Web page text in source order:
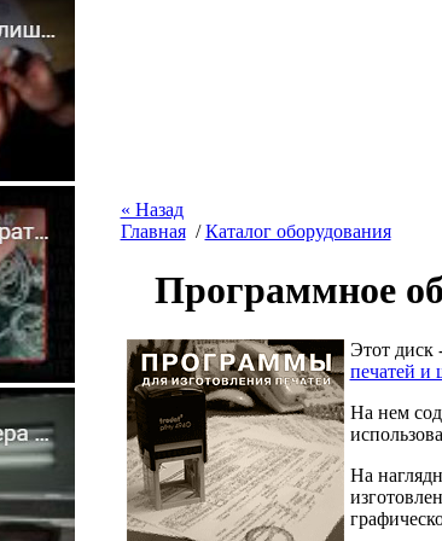
« Назад
Главная/Каталог оборудования
Программное
Этот диск
печатей и
На нем
На